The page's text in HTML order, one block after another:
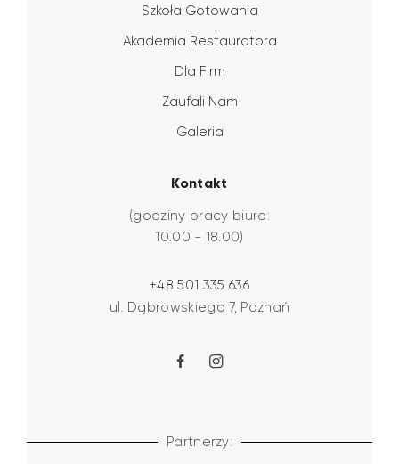
Szkoła Gotowania
Akademia Restauratora
Dla Firm
Zaufali Nam
Galeria
Kontakt
(godziny pracy biura:
10.00 - 18.00)
ul. Dąbrowskiego 7, Poznań
+48 501 335 636
Partnerzy: